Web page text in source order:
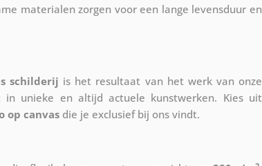
materialen zorgen voor een lange levensduur en
schilderij is het resultaat van het werk van onze
unieke en altijd actuele kunstwerken. Kies uit
op canvas die je exclusief bij ons vindt.